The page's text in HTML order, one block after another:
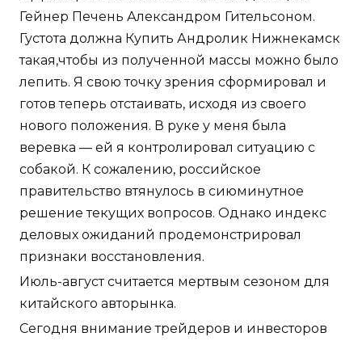
Гейнер Печень Александром Гительсоном.
Густота должна Купить Андролик Нижнекамск
такая,чтобы из полученной массы можно было
лепить. Я свою точку зрения сформировал и
готов теперь отстаивать, исходя из своего
нового положения. В руке у меня была
веревка — ей я контролировал ситуацию с
собакой. К сожалению, российское
правительство втянулось в сиюминутное
решение текущих вопросов. Однако индекс
деловых ожиданий продемонстрировал
признаки восстановления.
Июль-август считается мертвым сезоном для
китайского авторынка.
Сегодня внимание трейдеров и инвесторов